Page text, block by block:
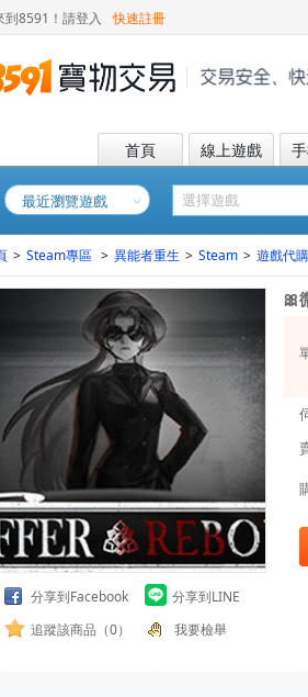
8591！ 請登入 快速註冊
首頁 線上遊戲
最近瀏覽遊戲
> Steam專區 > 異能者重生 > Steam > 遊戲代購
分享到Facebook
分享到LINE
追蹤該商品（0）
我要檢舉
🎀